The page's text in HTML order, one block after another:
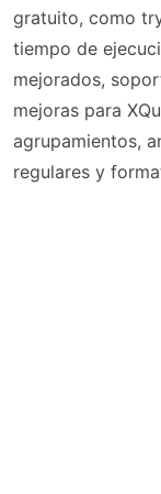
gratuito, como
tiempo de
mejorados,
mejoras para
agrupamientos,
regulares y